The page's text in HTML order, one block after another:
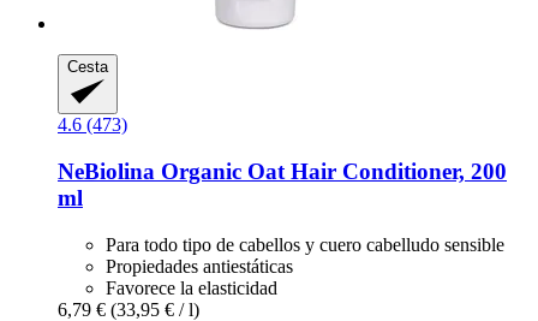
Cesta
4.6 (473)
NeBiolina Organic Oat Hair Conditioner, 200
ml
Para todo tipo de cabellos y cuero cabelludo sensible
Propiedades antiestáticas
Favorece la elasticidad
6,79 € (33,95 € / l)